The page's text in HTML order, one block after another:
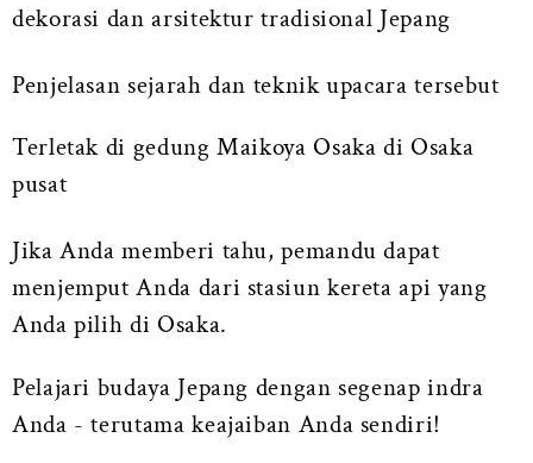
dekorasi dan arsitektur tradisional Jepang
Penjelasan sejarah dan teknik upacara tersebut
Terletak di gedung Maikoya Osaka di Osaka
pusat
Jika Anda memberi tahu, pemandu dapat
menjemput Anda dari stasiun kereta api yang
Anda pilih di Osaka.
Pelajari budaya Jepang dengan segenap indra
Anda - terutama keajaiban Anda sendiri!